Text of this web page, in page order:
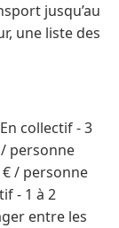
jusqu’au
une liste des
collectif - 3
personne
/ personne
- 1 à 2
entre les